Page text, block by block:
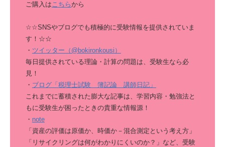
ご購入はこちらから
☆☆SNSやブログでも積極的に受験情報を提供されていま
す！☆☆
・ ツイッター（@bokironkousi）
毎日提供されている理論・計算の問題は、受験生なら必
見！
・ ブログ「税理士試験 簿記論 講師日記」
これまでに蓄積された膨大な記事は、学習内容・勉強法と
もに受験生が困ったときの貴重な情報源！
・ note
「資産の評価は原価か、時価か－混合測定という考え方」
「リサイクリングは何がわかりにくいのか？」など、受験